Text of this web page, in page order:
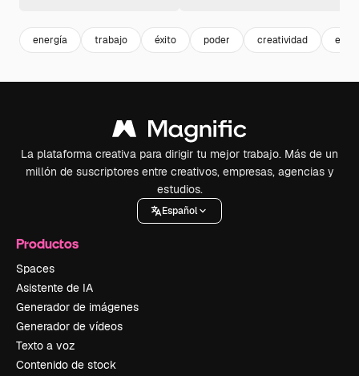
energía trabajo éxito poder creatividad
La plataforma creativa para dirigir tu mejor trabajo. Más de un
millón de suscriptores entre creativos, empresas, agencias y
estudios.
Español
Productos
Spaces
Asistente de IA
Generador de imágenes
Generador de vídeos
Texto a voz
Contenido de stock